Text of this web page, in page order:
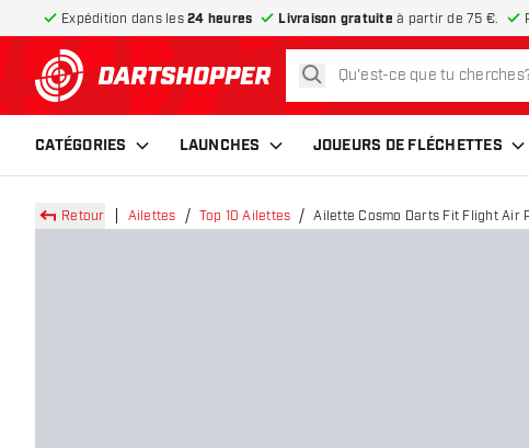
Expédition dans les 24 heures Livraison gratuite à partir de 75 €.
retour à la page d’accueil
rechercher
CATÉGORIES LAUNCHES JOUEURS DE FLÉCHETTES
Retour Ailettes Top 10 Ailettes Ailette Cosmo Darts Fit Flight Air